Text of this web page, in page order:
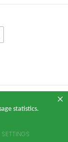
statistics.
SETTINGS
- Pinheiros, São